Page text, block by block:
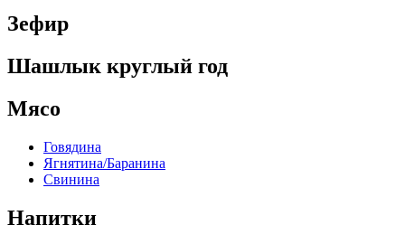
Зефир
Шашлык круглый год
Мясо
Говядина
Ягнятина/Баранина
Свинина
Напитки